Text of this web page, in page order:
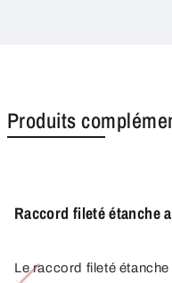
Produits
Raccord fileté étanche
Le raccord fileté